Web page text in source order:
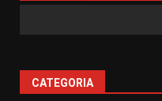
CATEGORIA